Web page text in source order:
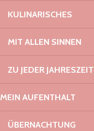
KULINARISCHES
MIT ALLEN SINNEN
ZU JEDER JAHRESZEIT
MEIN AUFENTHALT
ÜBERNACHTUNG